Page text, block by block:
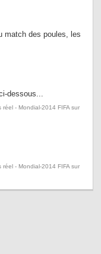
match des poules, les
dessous...
- Mondial-2014 FIFA sur
- Mondial-2014 FIFA sur